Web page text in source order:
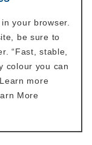
your browser.
be sure to
“Fast, stable,
colour you can
more
More